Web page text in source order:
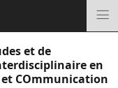
et de
en
COmmunication